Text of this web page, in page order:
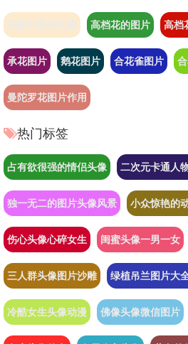
花图片高清大图 高档花的图片 高档
承花图片 鹅花图片 合花雀图片
曼陀罗花图片作用
热门标签
占有欲很强的情侣头像 二次元卡通人
独一无二的图片头像风景 小众惊艳的
伤心头像心碎女生 闺蜜头像一男一女
三人群头像图片沙雕 绿植吊兰图片大
冷酷女生头像动漫 佛像头像微信图片